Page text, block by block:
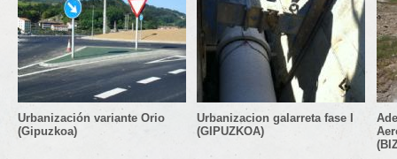
Urbanización variante Orio
(Gipuzkoa)
Urbanizacion galarreta fase I
(GIPUZKOA)